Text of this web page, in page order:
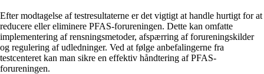
Efter modtagelse af testresultaterne er det vigtigt at handle hurtigt for at
reducere eller eliminere PFAS-forureningen. Dette kan omfatte
implementering af rensningsmetoder, afspærring af forureningskilder
og regulering af udledninger. Ved at følge anbefalingerne fra
testcenteret kan man sikre en effektiv håndtering af PFAS-
forureningen.